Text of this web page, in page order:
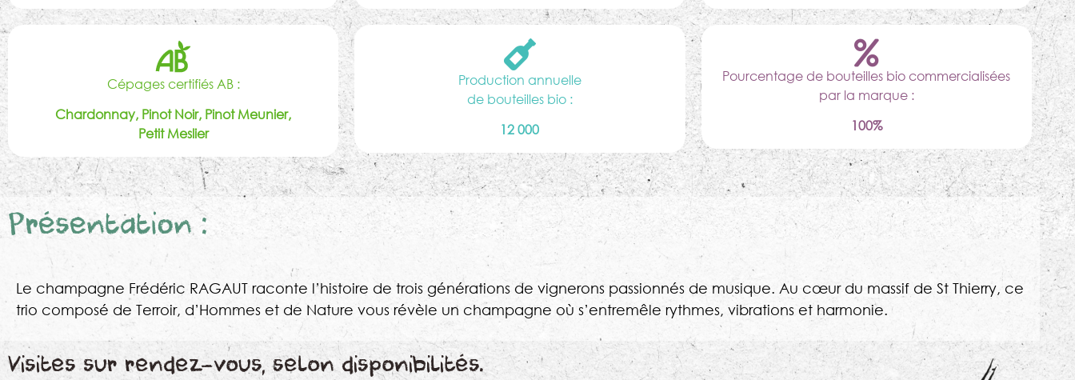
Cépages certifiés AB :
Chardonnay, Pinot Noir, Pinot Meunier,
Petit Meslier
Production annuelle
de bouteilles bio :
12 000
Pourcentage de bouteilles bio commercialisées
par la marque :
100%
Présentation :
Le champagne Frédéric RAGAUT raconte l’histoire de trois générations de vignerons passionnés de musique. Au cœur du massif de St Thierry, ce
trio composé de Terroir, d’Hommes et de Nature vous révèle un champagne où s’entremêle rythmes, vibrations et harmonie.
Visites sur rendez-vous, selon disponibilités.